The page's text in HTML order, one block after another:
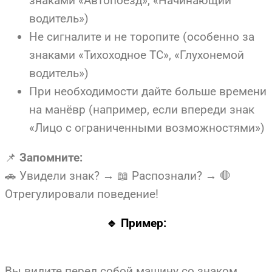
водитель»)
Не сигналите и не торопите (особенно за
знаками «Тихоходное ТС», «Глухонемой
водитель»)
При необходимости дайте больше времени
на манёвр (например, если впереди знак
«Лицо с ограниченными возможностями»)
📌 Запомните:
🚗 Увидели знак? → 📖 Распознали? → 🛑
Отрегулировали поведение!
🔹 Пример: